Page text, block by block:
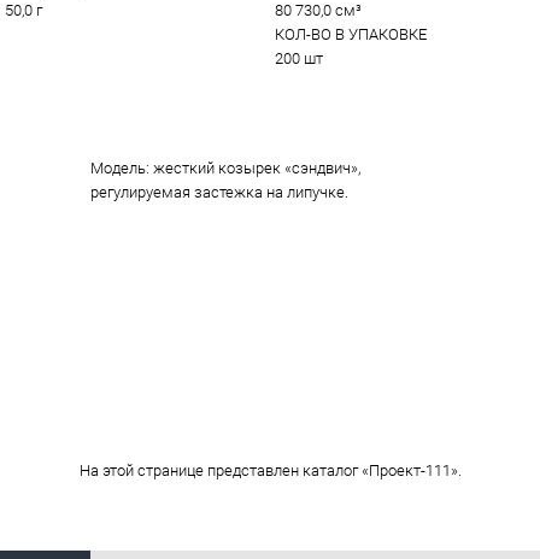
50,0 г
80 730,0 см³
КОЛ-ВО В УПАКОВКЕ
200 шт
Модель: жесткий козырек «сэндвич»,
регулируемая застежка на липучке.
На этой странице представлен каталог «Проект-111».